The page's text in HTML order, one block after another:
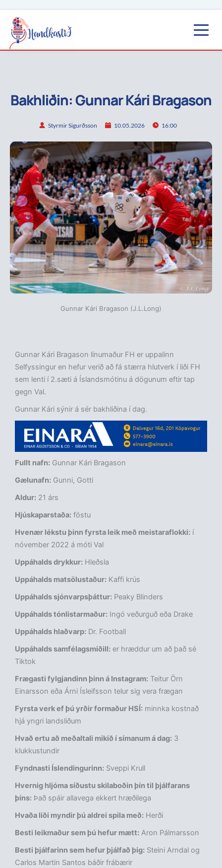
Bakhliðin: Gunnar Kári Bragason
Styrmir Sigurðsson 10.05.2026 16:00
Gunnar Kári Bragason (J.L.Long)
Gunnar Kári Bragason línumaður FH er uppalinn
Selfyssingur en hefur verið að fá stærra hlutverk í liði FH
sem lenti í 2.sæti á Íslandsmótinu á dögunum eftir tap
gegn Val.
Gunnar Kári sýnir á sér bakhliðina í dag.
Fullt nafn: Gunnar Kári Bragason
Gælunafn: Gunni, Gotti
Aldur: 21 árs
Hjúskaparstaða: föstu
Hvenær lékstu þinn fyrsta leik með meistaraflokki: í
nóvember 2022 á móti Val
Uppáhalds drykkur: Hleðsla
Uppáhalds matsölustaður: Kaffi krús
Uppáhalds sjónvarpsþáttur: Peaky Blinders
Uppáhalds tónlistarmaður: Ingó veðurguð eða Drake
Uppáhalds hlaðvarp: Dr. Football
Uppáhalds samfélagsmiðill: er hræddur um að það sé
Tiktok
Frægasti fylgjandinn þinn á Instagram: Teitur Örn
Einarsson eða Árni Ísleifsson telur sig vera frægan
Fyrsta verk ef þú yrðir formaður HSÍ: minnka kostnað
hjá yngri landsliðum
Hvað ertu að meðaltali mikið í símanum á dag: 3
klukkustundir
Fyndnasti Íslendingurinn: Sveppi Krull
Hvernig hljóma síðustu skilaboðin þín til þjálfarans
þíns: Það spáir allavega ekkert hræðilega
Hvaða liði myndir þú aldrei spila með: Herði
Besti leikmaður sem þú hefur mætt: Aron Pálmarsson
Besti þjálfarinn sem hefur þjálfað þig: Steini Arndal og
Carlos Martin Santos báðir frábærir